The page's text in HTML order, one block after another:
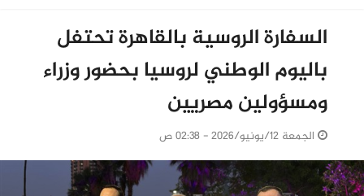
السفارة الروسية بالقاهرة تحتفل
باليوم الوطني لروسيا بحضور وزراء
ومسؤولين مصريين
الجمعة 12/يونيو/2026 - 02:38 ص